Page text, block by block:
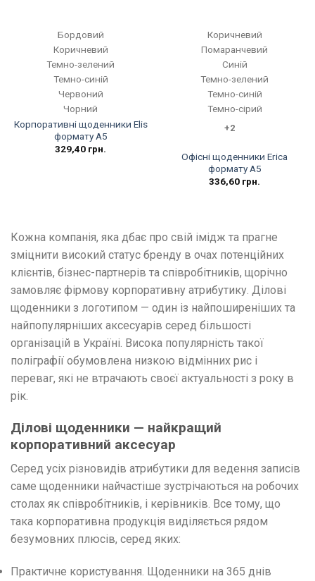
Бордовий
Коричневий
Темно-зелений
Темно-синій
Червоний
Чорний
Корпоративні щоденники Elis
формату A5
329,40 грн.
Коричневий
Помаранчевий
Синій
Темно-зелений
Темно-синій
Темно-сірий
+2
Офісні щоденники Erica
формату А5
336,60 грн.
Кожна компанія, яка дбає про свій імідж та прагне
зміцнити високий статус бренду в очах потенційних
клієнтів, бізнес-партнерів та співробітників, щорічно
замовляє фірмову корпоративну атрибутику. Ділові
щоденники з логотипом — один із найпоширеніших та
найпопулярніших аксесуарів серед більшості
організацій в Україні. Висока популярність такої
поліграфії обумовлена ​​низкою відмінних рис і
переваг, які не втрачають своєї актуальності з року в
рік.
Ділові щоденники — найкращий
корпоративний аксесуар
Серед усіх різновидів атрибутики для ведення записів
саме щоденники найчастіше зустрічаються на робочих
столах як співробітників, і керівників. Все тому, що
така корпоративна продукція виділяється рядом
безумовних плюсів, серед яких:
Практичне користування. Щоденники на 365 днів